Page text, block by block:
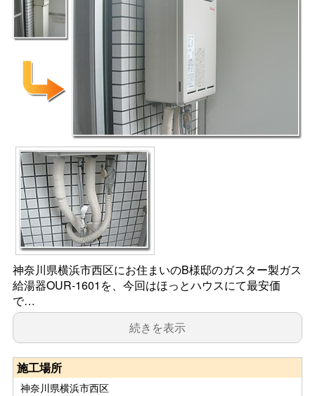
神奈川県横浜市西区にお住まいのB様邸のガスター製ガス
給湯器OUR-1601を、今回はほっとハウスにて最安価
で…
続きを表示
施工場所
神奈川県横浜市西区